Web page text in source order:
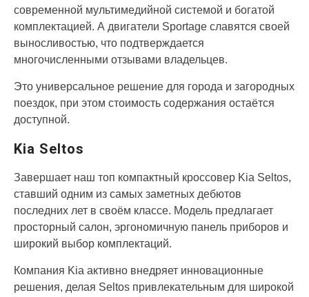
современной мультимедийной системой и богатой
комплектацией. А двигатели Sportage славятся своей
выносливостью, что подтверждается
многочисленными отзывами владельцев.
Это универсальное решение для города и загородных
поездок, при этом стоимость содержания остаётся
доступной.
Kia Seltos
Завершает наш топ компактный кроссовер Kia Seltos,
ставший одним из самых заметных дебютов
последних лет в своём классе. Модель предлагает
просторный салон, эргономичную панель приборов и
широкий выбор комплектаций.
Компания Kia активно внедряет инновационные
решения, делая Seltos привлекательным для широкой